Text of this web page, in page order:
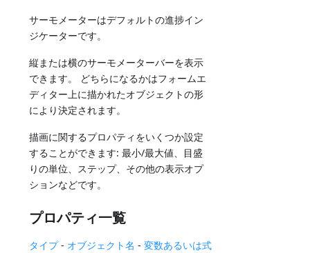
サーモメーターはデフォルトの進捗イン
ジケーターです。
縦または横のサーモメーターバーを表示
できます。 どちらになるかはフォームエ
ディター上に描かれたオブジェクトの形
により決定されます。
描画に関するプロパティをいくつか設定
することができます: 最小/最大値、目盛
りの単位、ステップ、その他の表示オプ
ションなどです。
プロパティ一覧
タイプ- オブジェクト名 -変数あるいは式